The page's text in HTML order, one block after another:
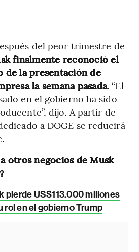
del peor trimestre de
finalmente reconoció el
de la presentación de
la semana pasada. “El
en el gobierno ha sido
dijo. A partir de
a DOGE se reducirá
otros negocios de Musk
pierde US$113.000 millones
rol en el gobierno Trump